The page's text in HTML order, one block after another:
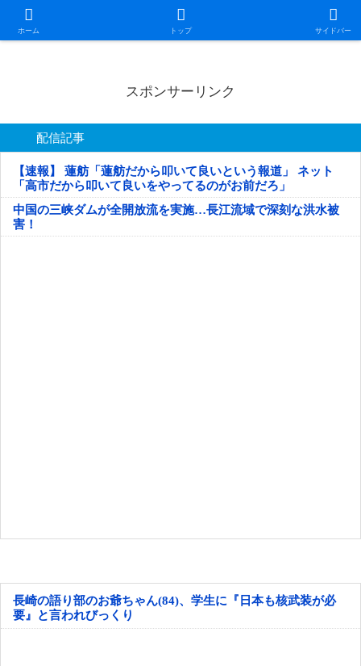
ホーム トップ サイドバー
日本第一！ニュース録
スポンサーリンク
配信記事
【速報】 蓮舫「蓮舫だから叩いて良いという報道」 ネット
「高市だから叩いて良いをやってるのがお前だろ」
中国の三峡ダムが全開放流を実施…長江流域で深刻な洪水被
害！
長崎の語り部のお爺ちゃん(84)、学生に『日本も核武装が必
要』と言われびっくり